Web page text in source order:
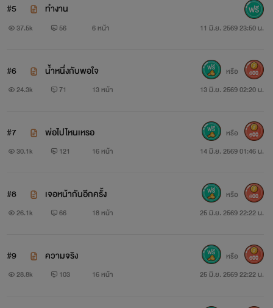
ภาคเป็นของฉัน มีลูกด้วยกันแล้วไง ฉันไม่สน
ตอนแรก เริ่มพรุ่งนี้นะคะ
http://www.mebmarket.com/index.php?
#5 ทำงาน
37.5k 56 6 หน้า 11 มิ.ย. 2569 23:50 น.
#6 น้ำหนึ่งกับพอใจ
24.3k 71 13 หน้า 13 มิ.ย. 2569 02:20 น.
หรือ 600
#7 พ่อไปไหนเหรอ
30.1k 121 16 หน้า 14 มิ.ย. 2569 01:46 น.
หรือ 600
#8 เจอหน้ากันอีกครั้ง
26.1k 66 18 หน้า 25 มิ.ย. 2569 22:22 น.
หรือ 600
#9 ความจริง
28.8k 103 16 หน้า 25 มิ.ย. 2569 22:22 น.
หรือ 600